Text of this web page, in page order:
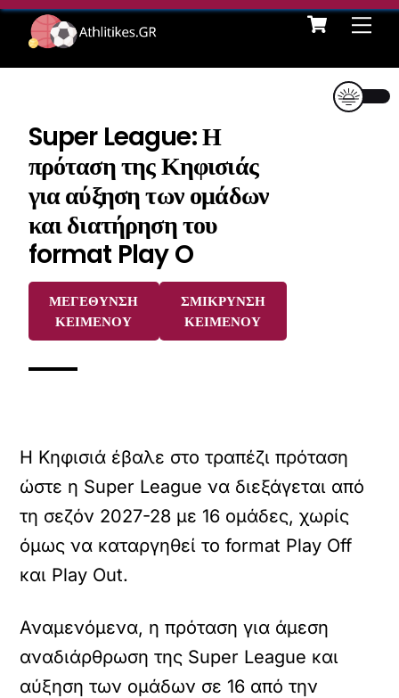
Skip
content
Cart
Super League: Η
πρόταση της Κηφισιάς
για αύξηση των ομάδων
και διατήρηση του
format Play O
ΜΕΓΕΘΥΝΣΗ
ΚΕΙΜΕΝΟΥ
ΣΜΙΚΡΥΝΣΗ
ΚΕΙΜΕΝΟΥ
Η Κηφισιά έβαλε στο τραπέζι πρόταση
ώστε η Super League να διεξάγεται από
τη σεζόν 2027-28 με 16 ομάδες, χωρίς
όμως να καταργηθεί το format Play Off
και Play Out.
Αναμενόμενα, η πρόταση για άμεση
αναδιάρθρωση της Super League και
αύξηση των ομάδων σε 16 από την